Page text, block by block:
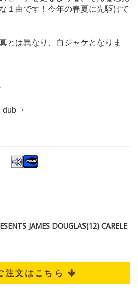
１曲です！今年の春夏に先駆けて
とは異なり、白ジャケとなりま
・
JAMES DOUGLAS(12) CARELE
注文はこちら 